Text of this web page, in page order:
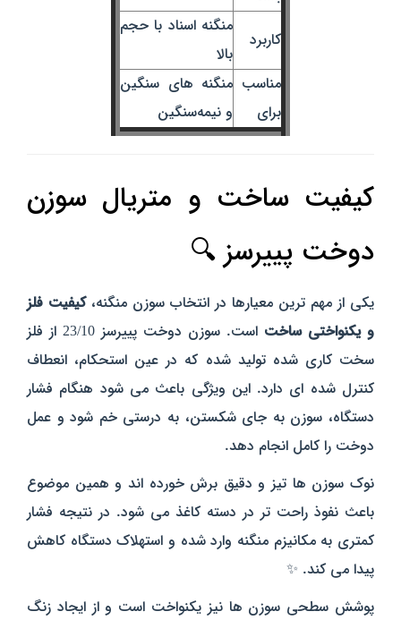
کاربرد
منگنه اسناد با حجم
بالا
مناسب
برای
منگنه‌ های سنگین
و نیمه‌سنگین
کیفیت ساخت و متریال سوزن
دوخت پییرسز 🔍
یکی از مهم‌ ترین معیارها در انتخاب سوزن منگنه،کیفیت فلز
و یکنواختی ساخت
است. سوزن دوخت پییرسز 23/10 از فلز
سخت‌ کاری‌ شده تولید شده که در عین استحکام، انعطاف
کنترل‌ شده‌ ای دارد. این ویژگی باعث می‌ شود هنگام فشار
دستگاه، سوزن به جای شکستن، به‌ درستی خم شود و عمل
دوخت را کامل انجام دهد.
نوک سوزن‌ ها تیز و دقیق برش خورده‌ اند و همین موضوع
باعث نفوذ راحت‌ تر در دسته کاغذ می‌ شود. در نتیجه فشار
کمتری به مکانیزم منگنه وارد شده و استهلاک دستگاه کاهش
پیدا می‌ کند. ✨
پوشش سطحی سوزن‌ ها نیز یکنواخت است و از ایجاد زنگ‌